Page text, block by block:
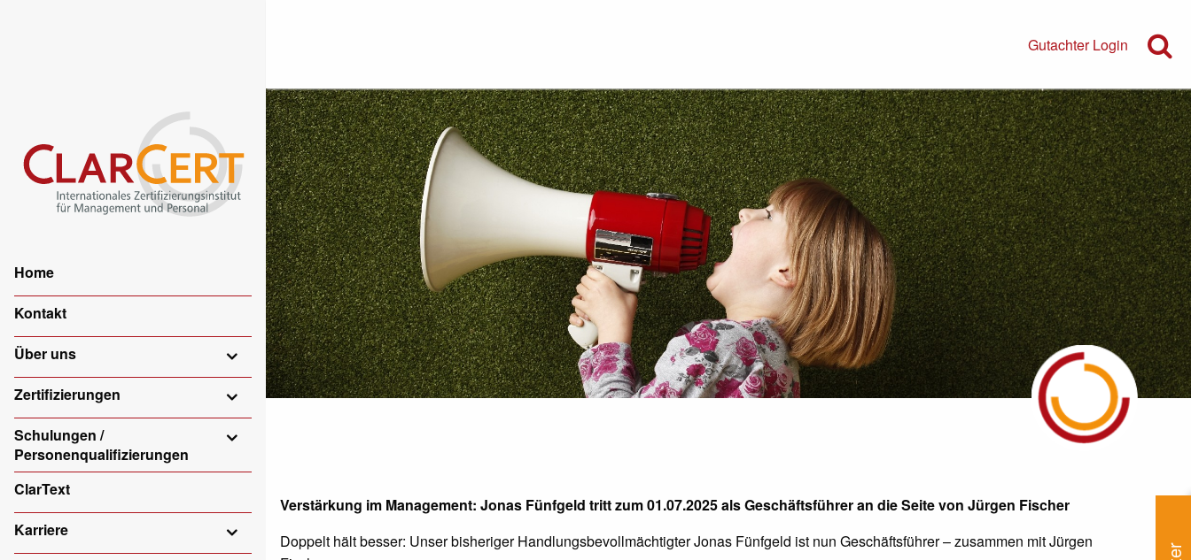
Home
Kontakt
Über uns
Zertifizierungen
Schulungen /
Personenqualifizierungen
ClarText
Karriere
Gutachter Login
Verstärkung im Management: Jonas Fünfgeld tritt zum 01.07.2025 als Geschäftsführer an die Seite von Jürgen Fischer
Doppelt hält besser: Unser bisheriger Handlungsbevollmächtigter Jonas Fünfgeld ist nun Geschäftsführer – zusammen mit Jürgen